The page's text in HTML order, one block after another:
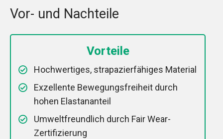
Vor- und Nachteile
Vorteile
Hochwertiges, strapazierfähiges Material
Exzellente Bewegungsfreiheit durch
hohen Elastananteil
Umweltfreundlich durch Fair Wear-
Zertifizierung